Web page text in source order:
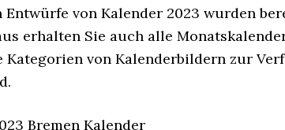
Entwürfe von Kalender 2023 wurden
erhalten Sie auch alle
Kategorien von Kalenderbildern zur